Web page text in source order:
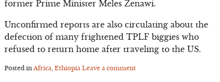
former Prime Minister Meles Zenawi.
Unconfirmed reports are also circulating about the
defection of many frightened TPLF biggies who
refused to return home after traveling to the US.
Posted in Africa, Ethiopia Leave a comment